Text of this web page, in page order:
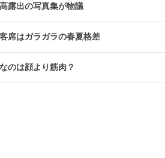
露出の写真集が物議
席はガラガラの春夏格差
のは顔より筋肉？